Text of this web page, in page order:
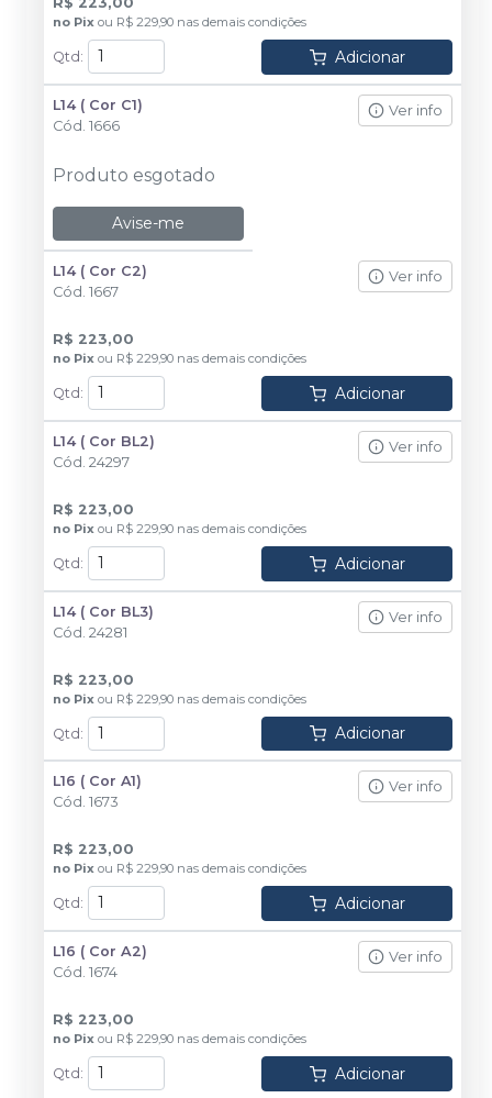
no Pix ou R$ 229,90 nas demais condições
Qtd : Adicionar
L14 ( Cor C1)
Cód. 1666
Ver info
Produto esgotado
Avise-me
L14 ( Cor C2)
Cód. 1667
Ver info
R$ 223,00
no Pix ou R$ 229,90 nas demais condições
Qtd : Adicionar
L14 ( Cor BL2)
Cód. 24297
Ver info
R$ 223,00
no Pix ou R$ 229,90 nas demais condições
Qtd: Adicionar
L14 ( Cor BL3)
Cód. 24281
Ver info
R$ 223,00
no Pix ou R$ 229,90 nas demais condições
Qtd: Adicionar
L16 ( Cor A1)
Cód. 1673
Ver info
R$ 223,00
no Pix ou R$ 229,90 nas demais condições
Qtd : Adicionar
L16 ( Cor A2)
Cód. 1674
Ver info
R$ 223,00
no Pix ou R$ 229,90 nas demais condições
Qtd : Adicionar